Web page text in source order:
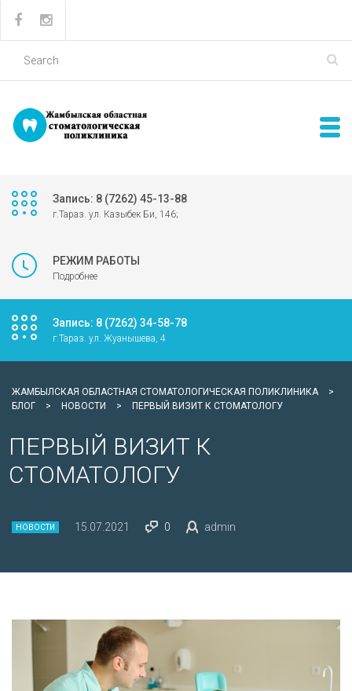
Запись: 8 (7262) 45-13-88
г.Тараз. ул. Казыбек Би, 146;
РЕЖИМ РАБОТЫ
Подробнее
Запись: 8 (7262) 34-58-78
г.Тараз. ул. Жуанышева, 4
ЖАМБЫЛСКАЯ ОБЛАСТНАЯ СТОМАТОЛОГИЧЕСКАЯ ПОЛИКЛИНИКА
>
БЛОГ
> НОВОСТИ > ПЕРВЫЙ ВИЗИТ К СТОМАТОЛОГУ
ПЕРВЫЙ ВИЗИТ К
СТОМАТОЛОГУ
НОВОСТИ 15.07.2021 0 admin